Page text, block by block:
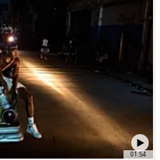
01:54